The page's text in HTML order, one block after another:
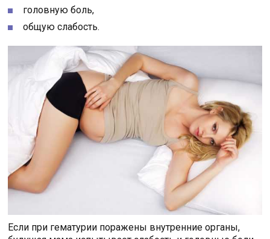
головную боль,
общую слабость.
Если при гематурии поражены внутренние органы,